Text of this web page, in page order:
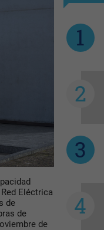
Eléctrica
de
de
de